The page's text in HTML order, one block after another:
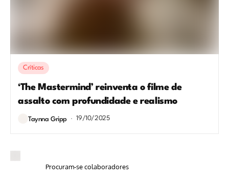
Críticas
‘The Mastermind’ reinventa o filme de
assalto com profundidade e realismo
Taynna Gripp 19/10/2025
Procuram-se colaboradores